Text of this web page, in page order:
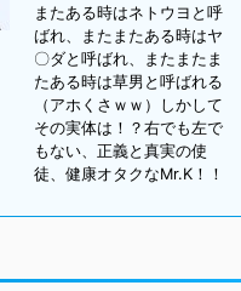
またある時はネトウヨと呼
ばれ、またまたある時はヤ
〇ダと呼ばれ、またまたま
たある時は草男と呼ばれる
（アホくさｗｗ）しかして
その実体は！？右でも左で
もない、正義と真実の使
徒、健康オタクなMr.K！！